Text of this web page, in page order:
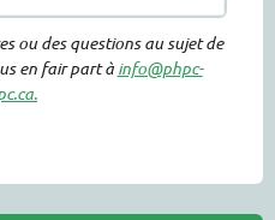
ou des questions au sujet de
en fair part à info@phpc-